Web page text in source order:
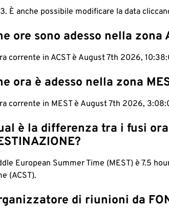
È anche possibile modificare la data
ore sono adesso nella zona
corrente in ACST è August 7th 2026,
ora è adesso nella zona
corrente in MEST è August 7th 2026,
è la differenza tra i fusi
European Summer Time (MEST) è 7.5
(ACST).
di riunioni da